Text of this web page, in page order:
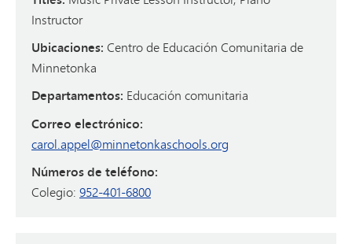
Instructor
Ubicaciones: Centro de Educación Comunitaria de
Minnetonka
Departamentos: Educación comunitaria
Correo electrónico:
carol.appel@minnetonkaschools.org
Números de teléfono:
Colegio: 952-401-6800